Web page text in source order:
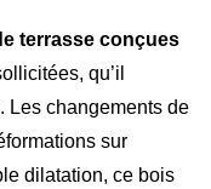
terrasse conçues
qu’il
Les changements de
sur
dilatation, ce bois